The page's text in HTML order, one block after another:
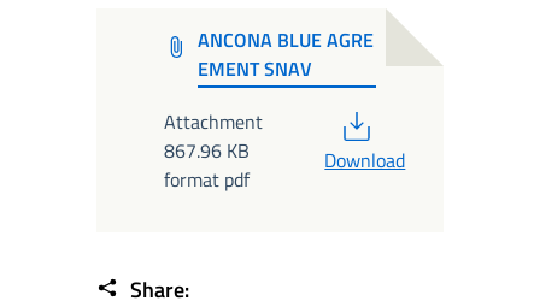
ANCONA BLUE AGRE
EMENT SNAV
Attachment
867.96 KB
format pdf
Download
Share: